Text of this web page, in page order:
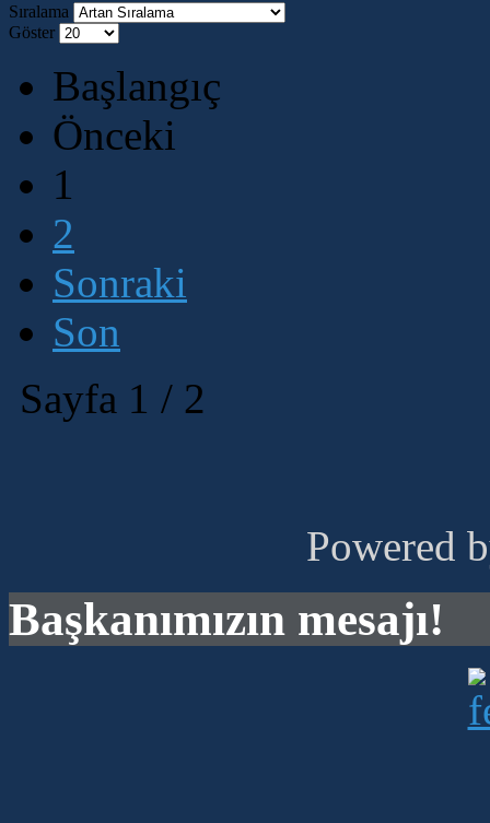
Sıralama
Göster
Başlangıç
Önceki
1
2
Sonraki
Son
Sayfa 1 / 2
Powered
Başkanımızın mesajı!